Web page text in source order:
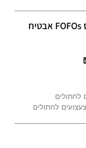
צעצועים רכים לחתולים פופוס FOFOs אבטיח
לחתולים
צעצועים לחתולים